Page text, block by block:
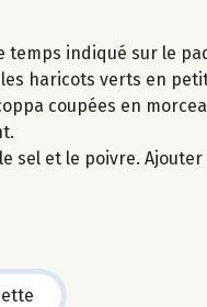
temps indiqué sur le
haricots verts en
coupées en
sel et le poivre.